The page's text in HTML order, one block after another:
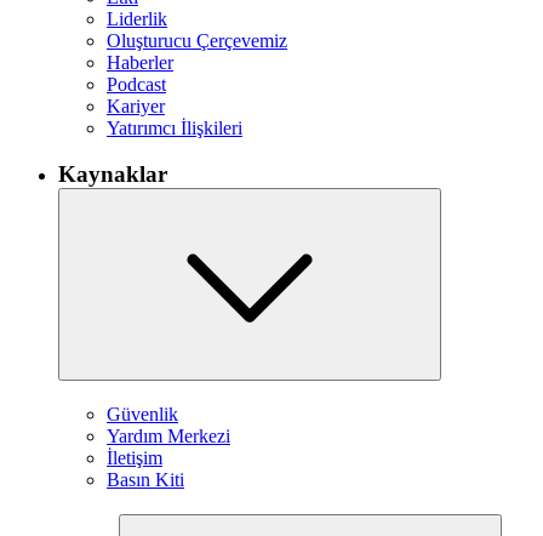
Liderlik
Oluşturucu Çerçevemiz
Haberler
Podcast
Kariyer
Yatırımcı İlişkileri
Kaynaklar
Güvenlik
Yardım Merkezi
İletişim
Basın Kiti